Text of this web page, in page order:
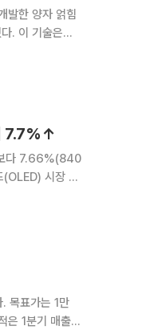
발한 양자 얽힘
은
7.7%↑
. 목표가는 1만